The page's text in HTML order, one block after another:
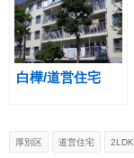
白樺/道営住宅
厚別区 道営住宅 2LDK